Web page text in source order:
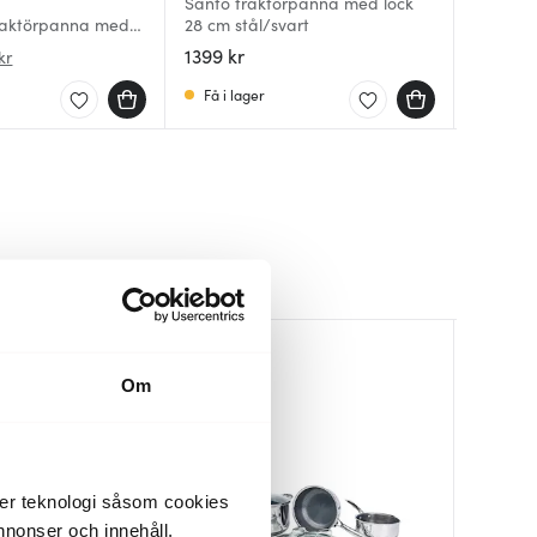
Om
teknologi såsom cookies
och innehåll,
med
28 cm stål/svart
1399 kr
Få i lager